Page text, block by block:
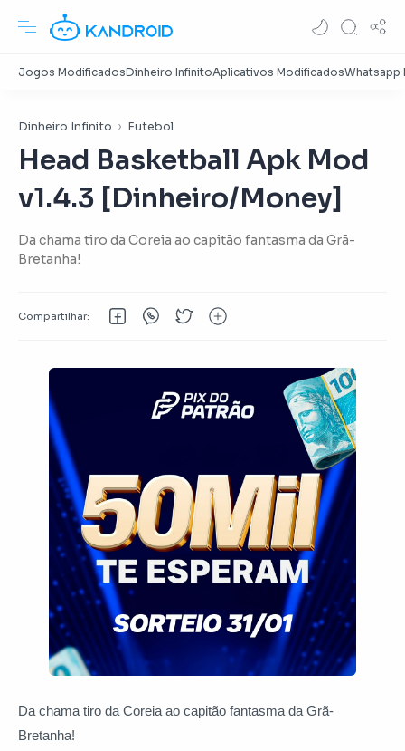
Dinheiro Infinito Futebol
Head Basketball Apk Mod
v1.4.3 [Dinheiro/Money]
Da chama tiro da Coreia ao capitão fantasma da Grã-
Bretanha!
Da chama tiro da Coreia ao capitão fantasma da Grã-
Bretanha!